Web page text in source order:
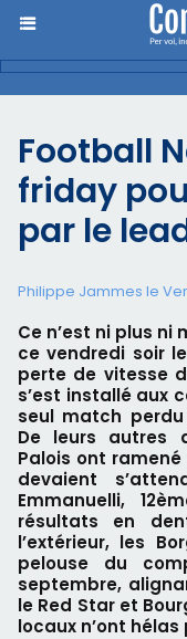
Football
friday
par le
Philippe Jammes le
Ce n’est ni plus ni
ce vendredi soir
perte de vitesse
s’est installé aux
seul match perdu
De leurs autres
Palois ont
devaient
Emmanuelli,
résultats en
l’extérieur, les
pelouse du
septembre,
le Red Star et
locaux n’ont